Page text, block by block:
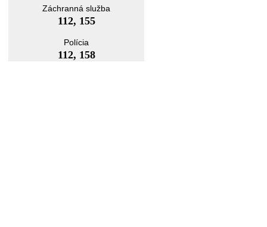
Záchranná služba
112, 155
Polícia
112, 158